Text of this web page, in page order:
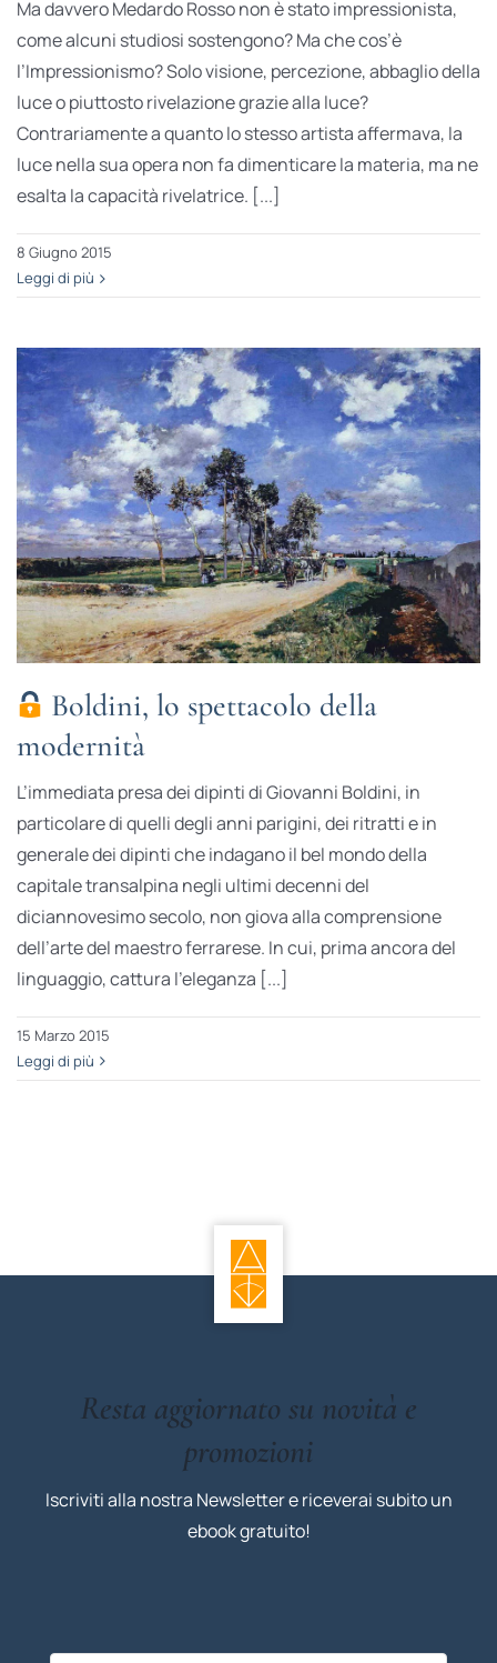
Ma davvero Medardo Rosso non è stato impressionista,
come alcuni studiosi sostengono? Ma che cos’è
l’Impressionismo? Solo visione, percezione, abbaglio della
luce o piuttosto rivelazione grazie alla luce?
Contrariamente a quanto lo stesso artista affermava, la
luce nella sua opera non fa dimenticare la materia, ma ne
esalta la capacità rivelatrice. [...]
8 Giugno 2015
Leggi di più
Boldini, lo spettacolo della
modernità
L’immediata presa dei dipinti di Giovanni Boldini, in
particolare di quelli degli anni parigini, dei ritratti e in
generale dei dipinti che indagano il bel mondo della
capitale transalpina negli ultimi decenni del
diciannovesimo secolo, non giova alla comprensione
dell’arte del maestro ferrarese. In cui, prima ancora del
linguaggio, cattura l’eleganza [...]
15 Marzo 2015
Leggi di più
Resta aggiornato su novità e
promozioni
Iscriviti alla nostra Newsletter e riceverai subito un
ebook gratuito!